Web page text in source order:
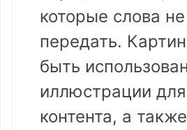
которые слова
передать.
быть
иллюстрации
контента, а